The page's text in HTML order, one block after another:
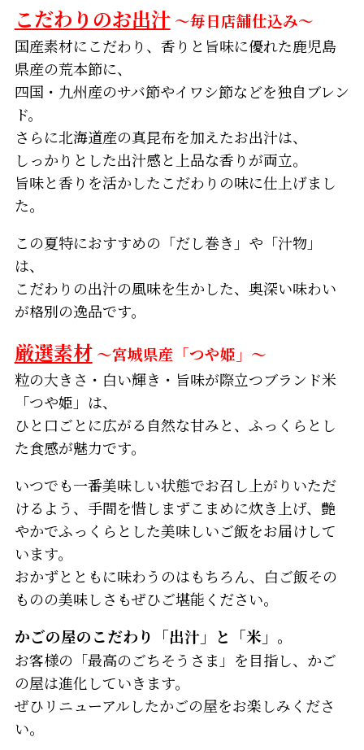
こだわりのお出汁～毎日店舗仕込み～
国産素材にこだわり、香りと旨味に優れた鹿児島
県産の荒本節に、
四国・九州産のサバ節やイワシ節などを独自ブレン
ド。
さらに北海道産の真昆布を加えたお出汁は、
しっかりとした出汁感と上品な香りが両立。
旨味と香りを活かしたこだわりの味に仕上げまし
た。
この夏特におすすめの「だし巻き」や「汁物」
は、
こだわりの出汁の風味を生かした、奥深い味わい
が格別の逸品です。
厳選素材～宮城県産「つや姫」～
粒の大きさ・白い輝き・旨味が際立つブランド米
「つや姫」は、
ひと口ごとに広がる自然な甘みと、ふっくらとし
た食感が魅力です。
いつでも一番美味しい状態でお召し上がりいただ
けるよう、手間を惜しまずこまめに炊き上げ、艶
やかでふっくらとした美味しいご飯をお届けして
います。
おかずとともに味わうのはもちろん、白ご飯その
ものの美味しさもぜひご堪能ください。
かごの屋のこだわり「出汁」と「米」。
お客様の「最高のごちそうさま」を目指し、かご
の屋は進化していきます。
ぜひリニューアルしたかごの屋をお楽しみくださ
い。